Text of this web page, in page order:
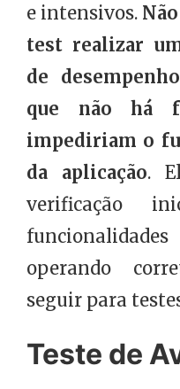
e intensivos.
test realizar
de desempenho
que não há
impediriam o
da aplicação.
verificação
operando
seguir para
Teste de